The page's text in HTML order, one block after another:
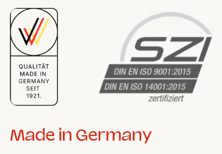
Made in Germany